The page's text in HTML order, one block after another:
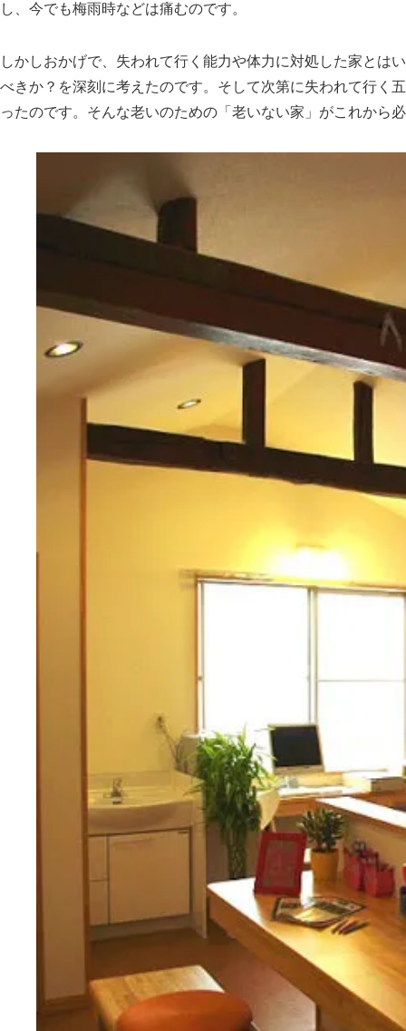
し、今でも梅雨時などは痛むのです。
しかしおかげで、失われて行く能力や体力に対処した家とは
べきか？を深刻に考えたのです。そして次第に失われて行く
ったのです。そんな老いのための
老いない家 がこれから